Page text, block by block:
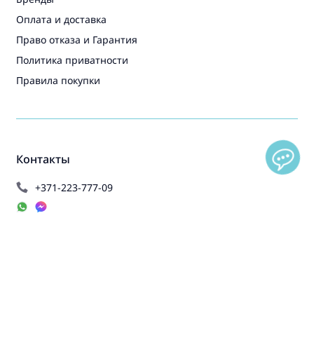
Контакты
+371-223-777-09
Оплата и доставка
Право отказа и Гарантия
Политика приватности
Правила покупки